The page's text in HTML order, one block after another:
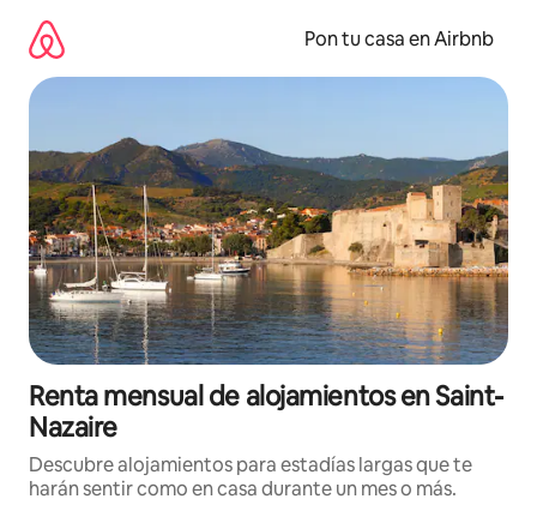
contenido
Pon tu casa en Airbnb
Renta mensual de alojamientos en Saint-
Nazaire
Descubre alojamientos para estadías largas que te
harán sentir como en casa durante un mes o más.